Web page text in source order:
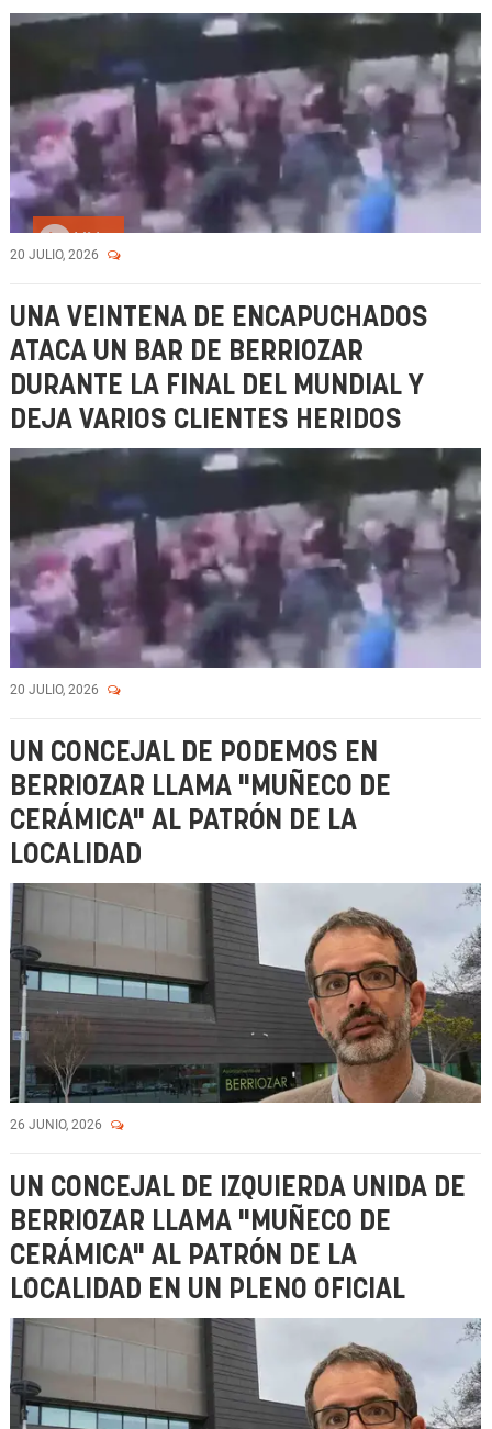
20 JULIO, 2026
UNA VEINTENA DE ENCAPUCHADOS
ATACA UN BAR DE BERRIOZAR
DURANTE LA FINAL DEL MUNDIAL Y
DEJA VARIOS CLIENTES HERIDOS
20 JULIO, 2026
UN CONCEJAL DE PODEMOS EN
BERRIOZAR LLAMA "MUÑECO DE
CERÁMICA" AL PATRÓN DE LA
LOCALIDAD
26 JUNIO, 2026
UN CONCEJAL DE IZQUIERDA UNIDA DE
BERRIOZAR LLAMA "MUÑECO DE
CERÁMICA" AL PATRÓN DE LA
LOCALIDAD EN UN PLENO OFICIAL